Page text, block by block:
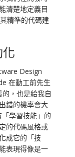
清楚地定義目
精準的代碼建
Design
在動工前先生
，也是給我自
錯的機率會大
學習技能」的
的代碼風格或
成它的「技
表現得像是一